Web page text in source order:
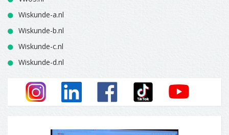
Wiskunde-a.nl
Wiskunde-b.nl
Wiskunde-c.nl
Wiskunde-d.nl